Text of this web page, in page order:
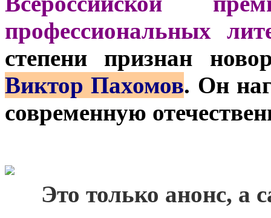
профессиональных
степени признан
Виктор Пахомов. Он
современную
Это только анонс, а